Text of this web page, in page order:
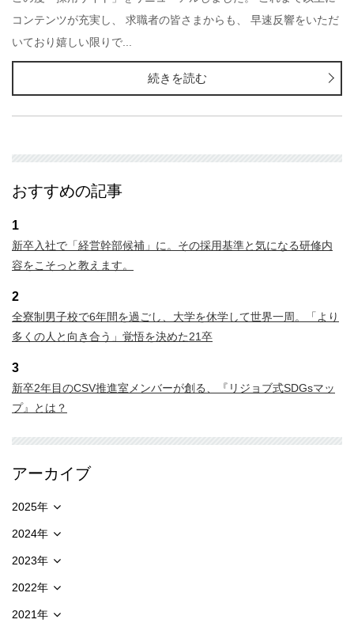
コンテンツが充実し、 求職者の皆さまからも、 早速反響をいただ
いており嬉しい限りで...
続きを読む
おすすめの記事
1
新卒入社で「経営幹部候補」に。その採用基準と気になる研修内
容をこそっと教えます。
2
全寮制男子校で6年間を過ごし、大学を休学して世界一周。「より
多くの人と向き合う」覚悟を決めた21卒
3
新卒2年目のCSV推進室メンバーが創る、『リジョブ式SDGsマッ
プ』とは？
アーカイブ
2025年
2024年
2023年
2022年
2021年